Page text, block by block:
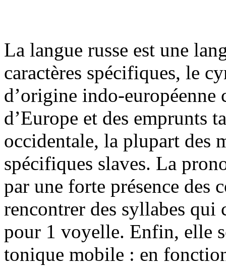
La langue russe est une
caractères spécifiques, le
d’origine indo-européenne
d’Europe et des emprunts
occidentale, la plupart des
spécifiques slaves. La
par une forte présence des
rencontrer des syllabes qui
pour 1 voyelle. Enfin, elle
tonique mobile : en